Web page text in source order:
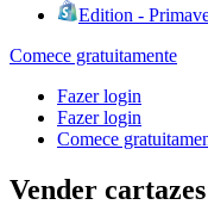
Edition -
Comece gratuitamente
Fazer login
Fazer login
Comece
Vender